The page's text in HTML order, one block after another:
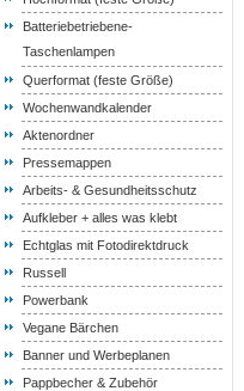
Batteriebetriebene-
Taschenlampen
Querformat (feste Größe)
Wochenwandkalender
Aktenordner
Pressemappen
Arbeits- & Gesundheitsschutz
Aufkleber + alles was klebt
Echtglas mit Fotodirektdruck
Russell
Powerbank
Vegane Bärchen
Banner und Werbeplanen
Pappbecher & Zubehör